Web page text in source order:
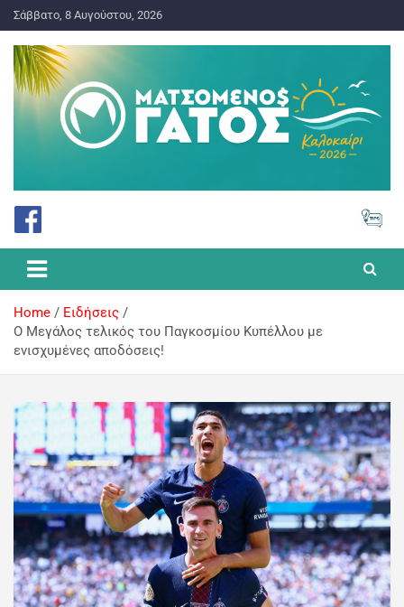
Σάββατο, 8 Αυγούστου, 2026
Ματσωμένος Γάτος – Όλα για
το Στοίχημα
Home
Ειδήσεις
Ο Μεγάλος τελικός του Παγκοσμίου Κυπέλλου με
ενισχυμένες αποδόσεις!